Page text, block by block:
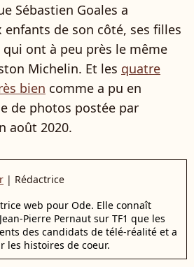
Sébastien Goales a
de son côté, ses filles
ont à peu près le même
Michelin. Et les quatre
bien comme a pu en
de photos postée par
août 2020.
| Rédactrice
web pour Ode. Elle connaît
Pierre Pernaut sur TF1 que les
des candidats de télé-réalité et a
les histoires de coeur.